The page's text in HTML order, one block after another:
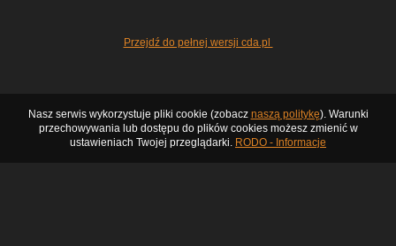
Przejdź do pełnej wersji cda.pl
Nasz serwis wykorzystuje pliki cookie (zobacz naszą politykę). Warunki
przechowywania lub dostępu do plików cookies możesz zmienić w
ustawieniach Twojej przeglądarki. RODO - Informacje